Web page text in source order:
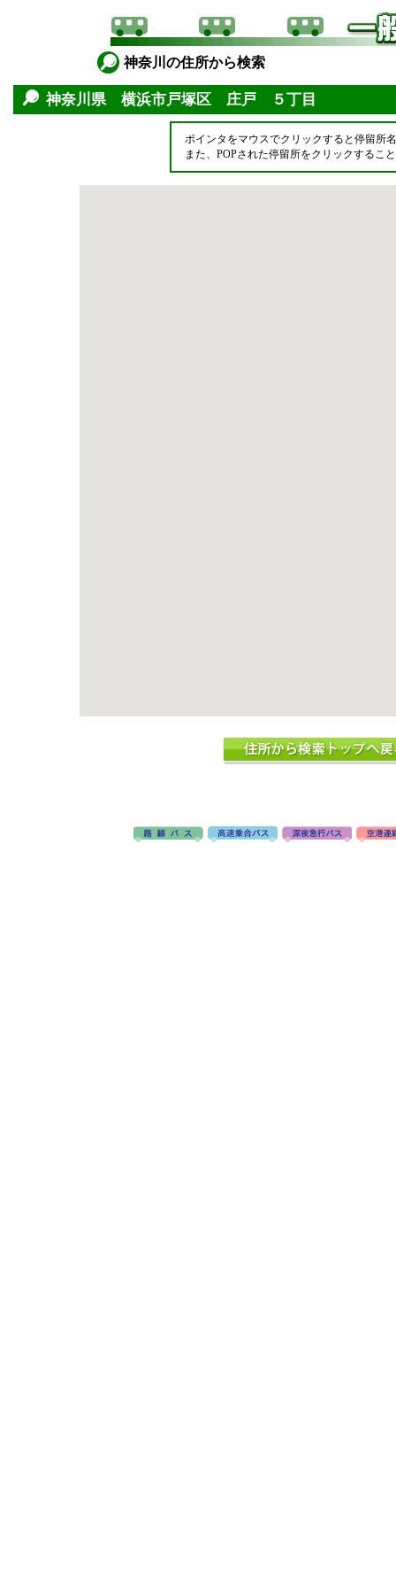
神奈川の住所から検索
神奈川県 横浜市戸塚区 庄戸 ５丁目
ポインタをマウスでクリックすると停留所
また、POPされた停留所をクリックするこ